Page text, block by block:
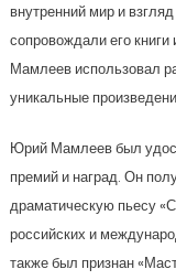
внутренний мир и
сопровождали его
Мамлеев использовал
уникальные
Юрий Мамлеев был
премий и наград. Он
драматическую пьесу
российских и
также был признан